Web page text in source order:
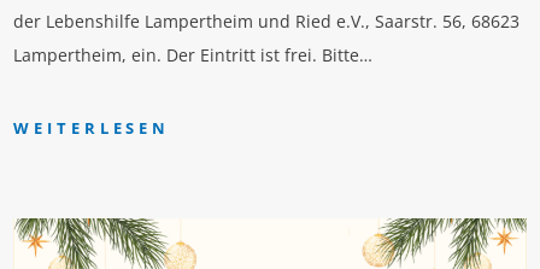
der Lebenshilfe Lampertheim und Ried e.V., Saarstr. 56, 68623
Lampertheim, ein. Der Eintritt ist frei. Bitte…
WEITERLESEN